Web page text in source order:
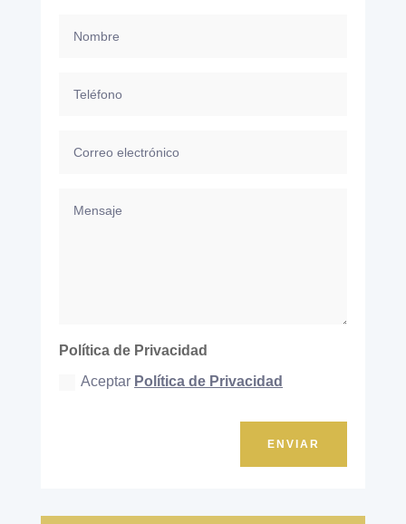
Política de Privacidad
Aceptar Política de Privacidad
ENVIAR